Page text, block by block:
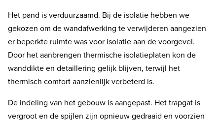
Het pand is verduurzaamd. Bij de isolatie hebben we
gekozen om de wandafwerking te verwijderen aangezien
er beperkte ruimte was voor isolatie aan de voorgevel.
Door het aanbrengen thermische isolatieplaten kon de
wanddikte en detaillering gelijk blijven, terwijl het
thermisch comfort aanzienlijk verbeterd is.
De indeling van het gebouw is aangepast. Het trapgat is
vergroot en de spijlen zijn opnieuw gedraaid en voorzien